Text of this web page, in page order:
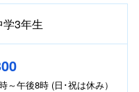
3年生
～午後8時 (日･祝は休み）